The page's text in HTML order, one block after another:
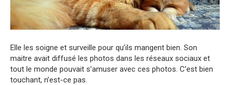
Elle les soigne et surveille pour qu’ils mangent bien. Son
maitre avait diffusé les photos dans les réseaux sociaux et
tout le monde pouvait s’amuser avec ces photos. C’est bien
touchant, n’est-ce pas.